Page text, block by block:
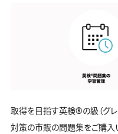
取得を目指す英検®️の級（グ
対策の市販の問題集をご購入